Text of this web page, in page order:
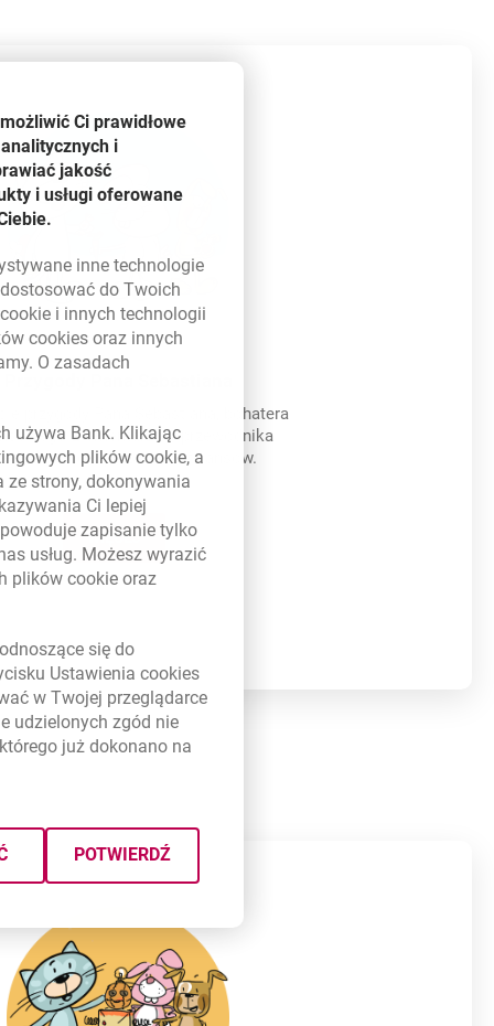
przygody Pana Sebastiana, bohatera
Elementarza” i przewodnika
po świecie finansów.
WIĘCEJ
Ci prawidłowe
i
jakość
i usługi oferowane
inne technologie
do Twoich
cookie i innych technologii
cookies oraz innych
O zasadach
używa Bank. Klikając
plikówcookie, a
strony, dokonywania
Ci lepiej
zapisanie tylko
usług. Możesz wyrazić
plikówcookie oraz
otwiera się w nowym oknie
się do
Ustawieniacookies
w Twojej przeglądarce
udzielonych zgód nie
już dokonano na
POTWIERDŹ